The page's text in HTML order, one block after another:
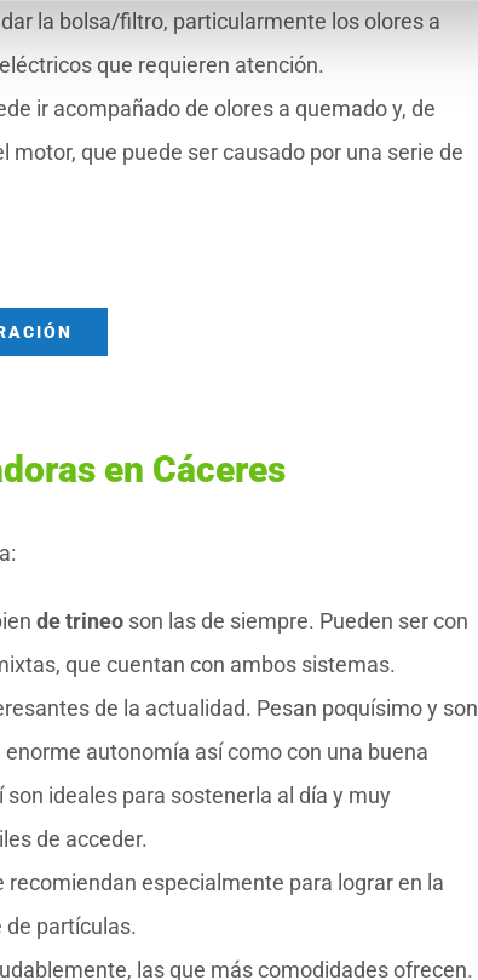
la bolsa/filtro, particularmente los olores a
que requieren atención.
ir acompañado de olores a quemado y, de
que puede ser causado por una serie de
en Cáceres
de trineo son las de siempre. Pueden ser con
que cuentan con ambos sistemas.
de la actualidad. Pesan poquísimo y son
autonomía así como con una buena
ideales para sostenerla al día y muy
de acceder.
recomiendan especialmente para lograr en la
partículas.
las que más comodidades ofrecen.